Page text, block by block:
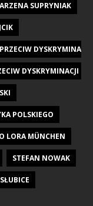
SUPRYNIAK
DYSKRYMINACJI
POLSKIEGO
LORA MÜNCHEN
STEFAN NOWAK
SŁUBICE